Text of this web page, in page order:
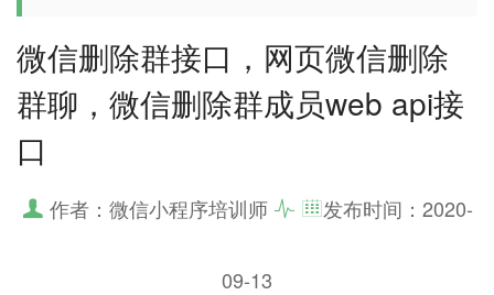
微信删除群接口，网页微信删除
群聊，微信删除群成员web api接
口
作者：微信小程序培训师 发布时间： 2020-
09-13